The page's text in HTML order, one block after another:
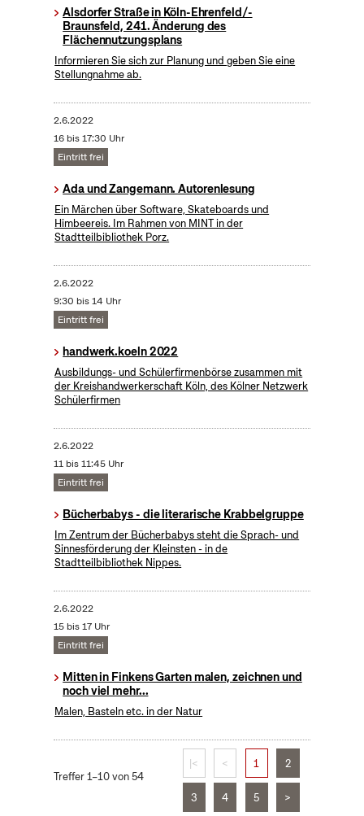
Alsdorfer Straße in Köln-Ehrenfeld/-
Braunsfeld, 241. Änderung des
Flächennutzungsplans
Informieren Sie sich zur Planung und geben Sie eine
Stellungnahme ab.
2.6.2022
16 bis 17:30 Uhr
Eintritt frei
Ada und Zangemann. Autorenlesung
Ein Märchen über Software, Skateboards und
Himbeereis. Im Rahmen von MINT in der
Stadtteilbibliothek Porz.
2.6.2022
9:30 bis 14 Uhr
Eintritt frei
handwerk.koeln 2022
Ausbildungs- und Schülerfirmenbörse zusammen mit
der Kreishandwerkerschaft Köln, des Kölner Netzwerk
Schülerfirmen
2.6.2022
11 bis 11:45 Uhr
Eintritt frei
Bücherbabys - die literarische Krabbelgruppe
Im Zentrum der Bücherbabys steht die Sprach- und
Sinnesförderung der Kleinsten - in de
Stadtteilbibliothek Nippes.
2.6.2022
15 bis 17 Uhr
Eintritt frei
Mitten in Finkens Garten malen, zeichnen und
noch viel mehr...
Malen, Basteln etc. in der Natur
Treffer 1–10 von 54
|< < 1 2
3 4 5 >